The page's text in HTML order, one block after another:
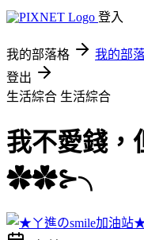
登入
我的部落格 我的部
登出
生活綜合 生活綜合
我不愛錢，
✿✿⊱╮